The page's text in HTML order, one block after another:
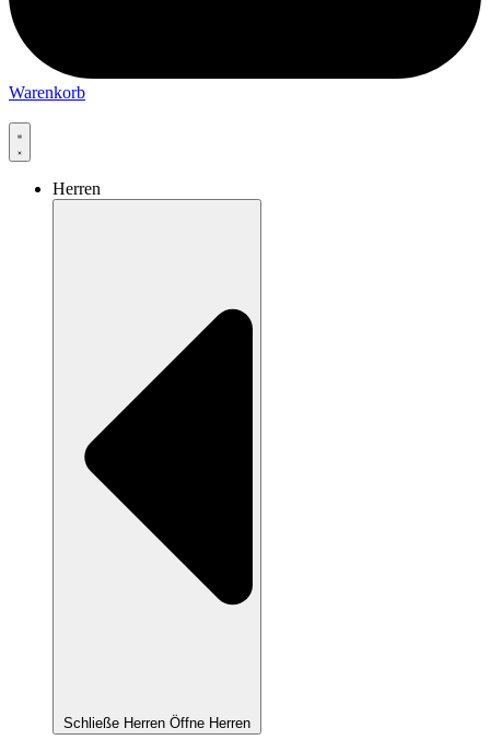
Warenkorb
Herren
Schließe Herren Öffne Herren